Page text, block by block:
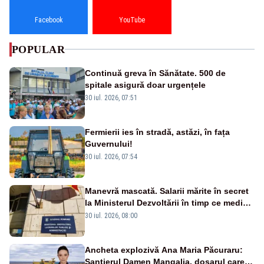
Facebook YouTube
POPULAR
Continuă greva în Sănătate. 500 de
spitale asigură doar urgențele
30 iul. 2026, 07:51
Fermierii ies în stradă, astăzi, în fața
Guvernului!
30 iul. 2026, 07:54
Manevră mascată. Salarii mărite în secret
la Ministerul Dezvoltării în timp ce medicii
ies în stradă
30 iul. 2026, 08:00
Ancheta explozivă Ana Maria Păcuraru:
Șantierul Damen Mangalia, dosarul care